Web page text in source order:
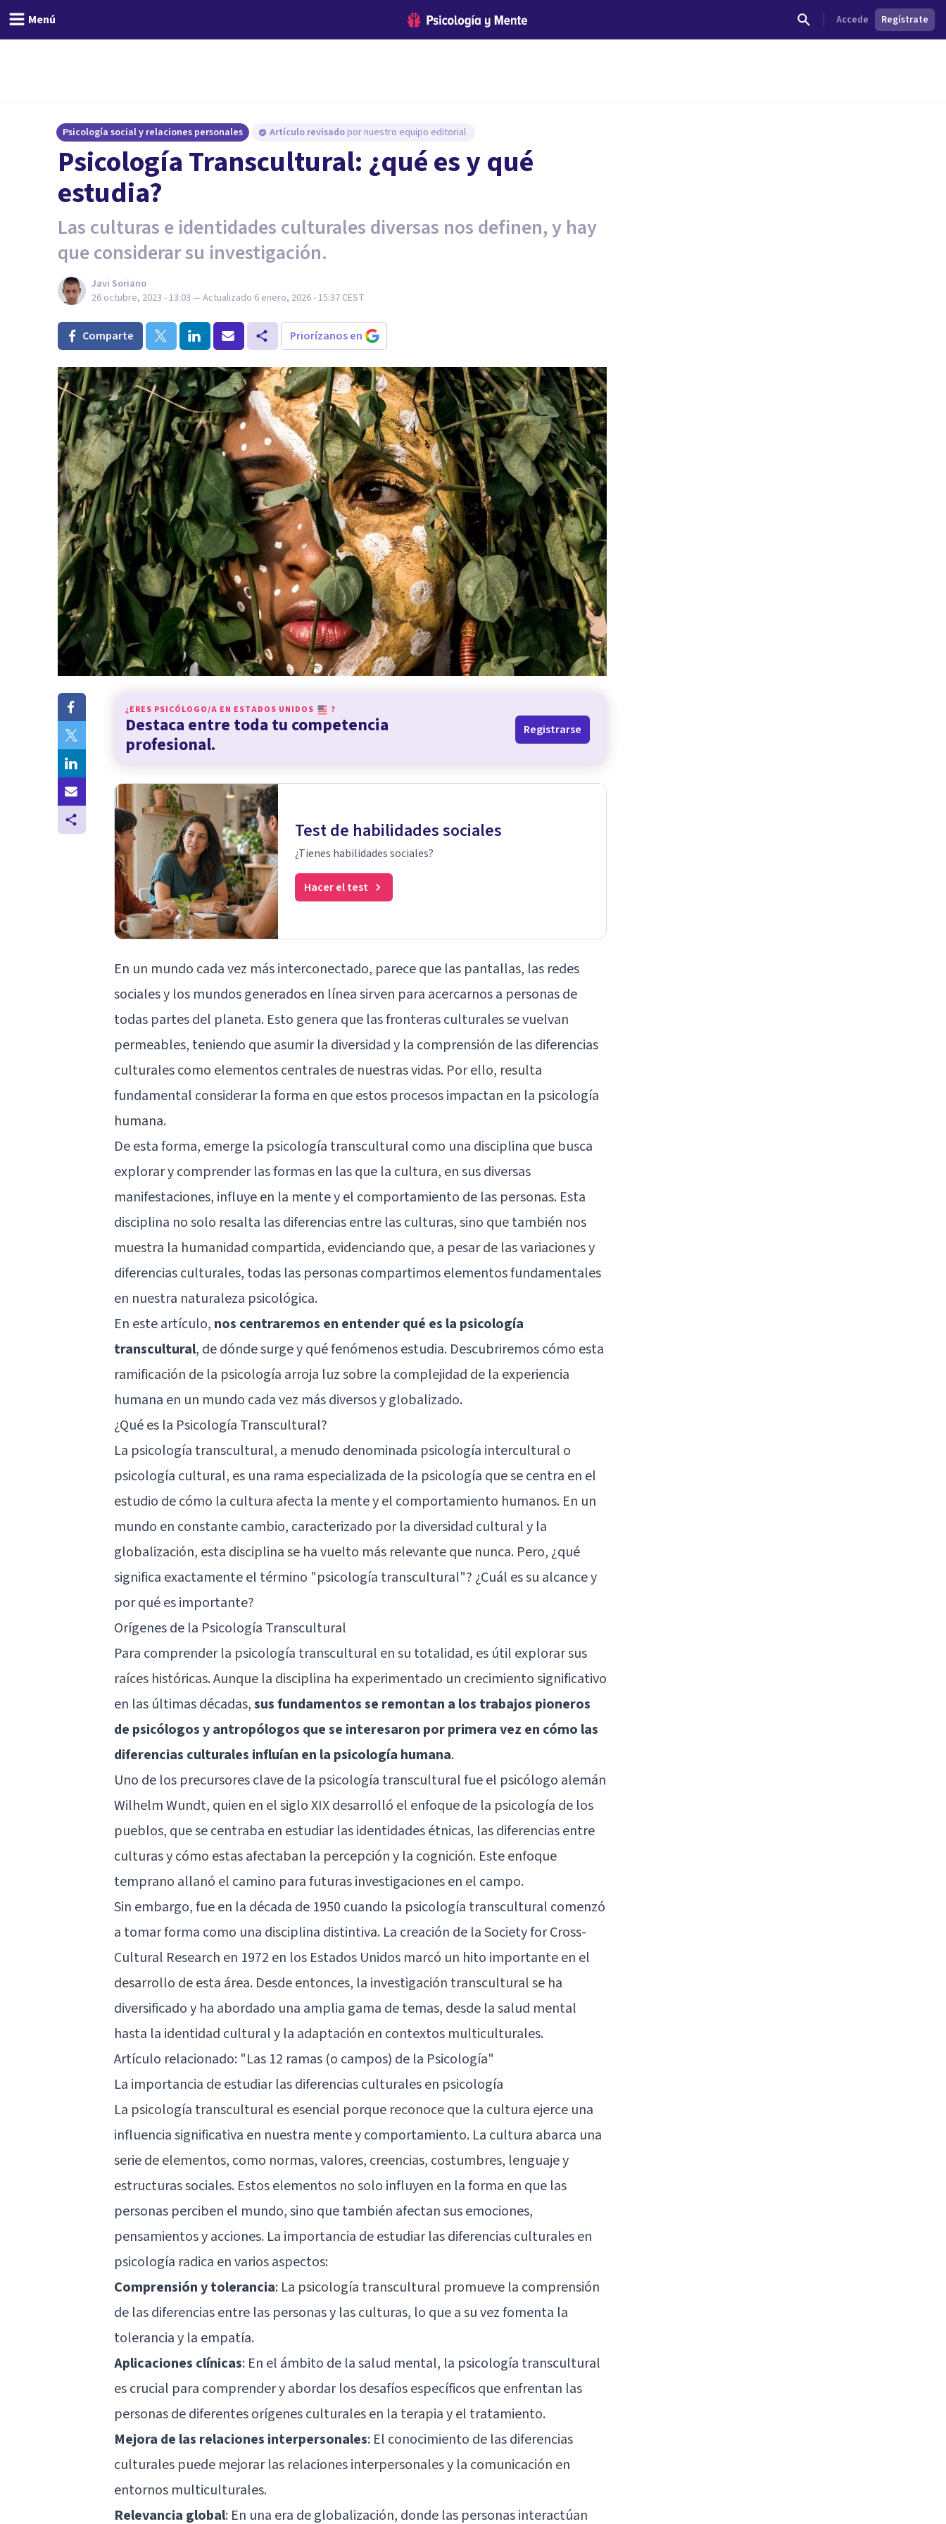
Menú Accede Regístrate
Psicología social y relaciones personales Artículo revisado por nuestro equipo editorial
Psicología Transcultural: ¿qué es y qué
estudia?
Las culturas e identidades culturales diversas nos definen, y hay
que considerar su investigación.
Javi Soriano
26 octubre, 2023 - 13:03 — Actualizado 6 enero, 2026 - 15:37 CEST
Comparte Priorízanos en
¿ERES PSICÓLOGO/A EN ESTADOS UNIDOS ?
Destaca entre toda tu competencia
profesional.
Registrarse
Test de habilidades sociales
¿Tienes habilidades sociales?
Hacer el test
En un mundo cada vez más interconectado, parece que las pantallas, las redes
sociales y los mundos generados en línea sirven para acercarnos a personas de
todas partes del planeta. Esto genera que las fronteras culturales se vuelvan
permeables, teniendo que asumir la diversidad y la comprensión de las diferencias
culturales como elementos centrales de nuestras vidas. Por ello, resulta
fundamental considerar la forma en que estos procesos impactan en la psicología
humana.
De esta forma, emerge la psicología transcultural como una disciplina que busca
explorar y comprender las formas en las que la cultura, en sus diversas
manifestaciones, influye en la mente y el comportamiento de las personas. Esta
disciplina no solo resalta las diferencias entre las culturas, sino que también nos
muestra la humanidad compartida, evidenciando que, a pesar de las variaciones y
diferencias culturales, todas las personas compartimos elementos fundamentales
en nuestra naturaleza psicológica.
En este artículo, nos centraremos en entender qué es la psicología
transcultural, de dónde surge y qué fenómenos estudia. Descubriremos cómo esta
ramificación de la psicología arroja luz sobre la complejidad de la experiencia
humana en un mundo cada vez más diversos y globalizado.
¿Qué es la Psicología Transcultural?
La psicología transcultural, a menudo denominada psicología intercultural o
psicología cultural, es una rama especializada de la psicología que se centra en el
estudio de cómo la cultura afecta la mente y el comportamiento humanos. En un
mundo en constante cambio, caracterizado por la diversidad cultural y la
globalización, esta disciplina se ha vuelto más relevante que nunca. Pero, ¿qué
significa exactamente el término "psicología transcultural"? ¿Cuál es su alcance y
por qué es importante?
Orígenes de la Psicología Transcultural
Para comprender la psicología transcultural en su totalidad, es útil explorar sus
raíces históricas. Aunque la disciplina ha experimentado un crecimiento significativo
en las últimas décadas,sus fundamentos se remontan a los trabajos pioneros
de psicólogos y antropólogos que se interesaron por primera vez en cómo las
diferencias culturales influían en la psicología humana.
Uno de los precursores clave de la psicología transcultural fue el psicólogo alemán
Wilhelm Wundt, quien en el siglo XIX desarrolló el enfoque de la psicología de los
pueblos, que se centraba en estudiar las identidades étnicas, las diferencias entre
culturas y cómo estas afectaban la percepción y la cognición. Este enfoque
temprano allanó el camino para futuras investigaciones en el campo.
Sin embargo, fue en la década de 1950 cuando la psicología transcultural comenzó
a tomar forma como una disciplina distintiva. La creación de la Society for Cross-
Cultural Research en 1972 en los Estados Unidos marcó un hito importante en el
desarrollo de esta área. Desde entonces, la investigación transcultural se ha
diversificado y ha abordado una amplia gama de temas, desde la salud mental
hasta la identidad cultural y la adaptación en contextos multiculturales.
Artículo relacionado: "Las 12 ramas (o campos) de la Psicología"
La importancia de estudiar las diferencias culturales en psicología
La psicología transcultural es esencial porque reconoce que la cultura ejerce una
influencia significativa en nuestra mente y comportamiento. La cultura abarca una
serie de elementos, como normas, valores, creencias, costumbres, lenguaje y
estructuras sociales. Estos elementos no solo influyen en la forma en que las
personas perciben el mundo, sino que también afectan sus emociones,
pensamientos y acciones. La importancia de estudiar las diferencias culturales en
psicología radica en varios aspectos:
Comprensión y tolerancia: La psicología transcultural promueve la comprensión
de las diferencias entre las personas y las culturas, lo que a su vez fomenta la
tolerancia y la empatía.
Aplicaciones clínicas: En el ámbito de la salud mental, la psicología transcultural
es crucial para comprender y abordar los desafíos específicos que enfrentan las
personas de diferentes orígenes culturales en la terapia y el tratamiento.
Mejora de las relaciones interpersonales: El conocimiento de las diferencias
culturales puede mejorar las relaciones interpersonales y la comunicación en
entornos multiculturales.
Relevancia global: En una era de globalización, donde las personas interactúan